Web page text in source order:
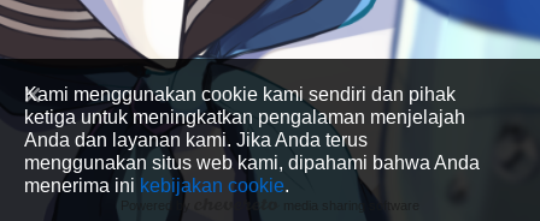
Kami menggunakan cookie kami sendiri dan pihak
ketiga untuk meningkatkan pengalaman menjelajah
Anda dan layanan kami. Jika Anda terus
menggunakan situs web kami, dipahami bahwa Anda
menerima ini kebijakan cookie.